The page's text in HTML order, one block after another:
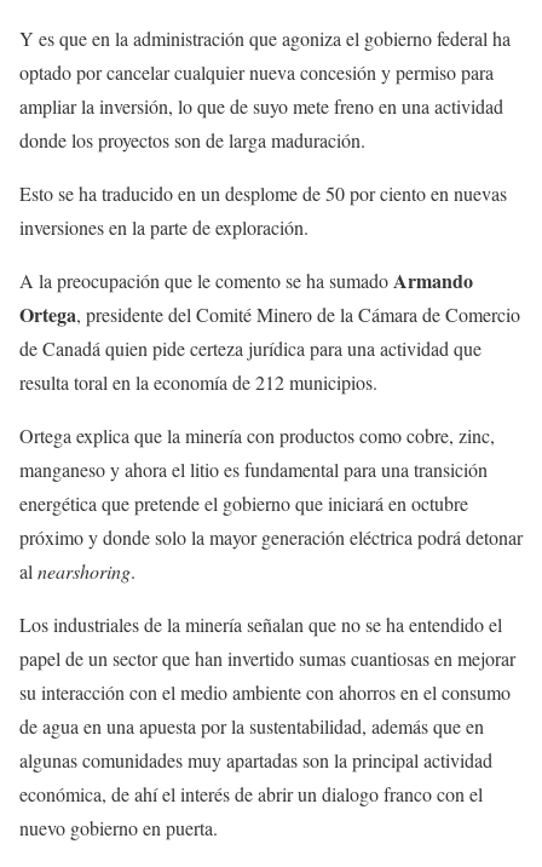
Y es que en la administración que agoniza el gobierno federal ha
optado por cancelar cualquier nueva concesión y permiso para
ampliar la inversión, lo que de suyo mete freno en una actividad
donde los proyectos son de larga maduración.
Esto se ha traducido en un desplome de 50 por ciento en nuevas
inversiones en la parte de exploración.
A la preocupación que le comento se ha sumadoArmando
Ortega, presidente del Comité Minero de la Cámara de Comercio
de Canadá quien pide certeza jurídica para una actividad que
resulta toral en la economía de 212 municipios.
Ortega explica que la minería con productos como cobre, zinc,
manganeso y ahora el litio es fundamental para una transición
energética que pretende el gobierno que iniciará en octubre
próximo y donde solo la mayor generación eléctrica podrá detonar
al nearshoring.
Los industriales de la minería señalan que no se ha entendido el
papel de un sector que han invertido sumas cuantiosas en mejorar
su interacción con el medio ambiente con ahorros en el consumo
de agua en una apuesta por la sustentabilidad, además que en
algunas comunidades muy apartadas son la principal actividad
económica, de ahí el interés de abrir un dialogo franco con el
nuevo gobierno en puerta.